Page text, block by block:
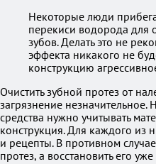
Некоторые люди
перекиси водорода для
зубов. Делать это не
эффекта никакого не
конструкцию
Очистить зубной протез от
загрязнение
средства нужно учитывать
конструкция. Для каждого из
и рецепты. В противном
протез, а восстановить его